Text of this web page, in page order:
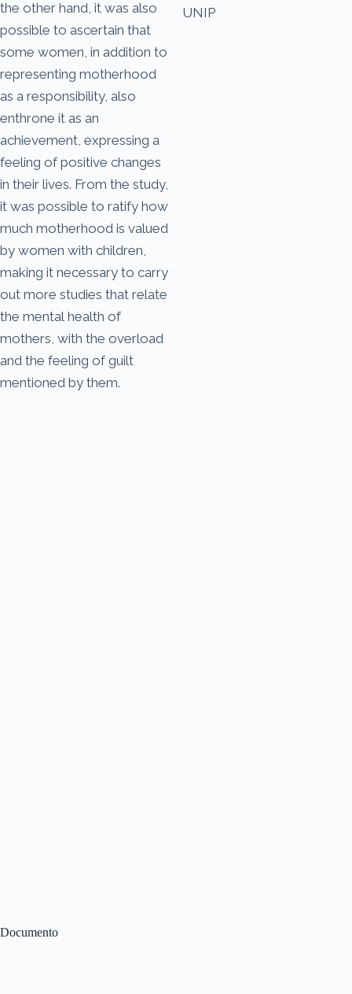
Documento
the other hand, it was also
possible to ascertain that
some women, in addition to
representing motherhood
as a responsibility, also
enthrone it as an
achievement, expressing a
feeling of positive changes
in their lives. From the study,
it was possible to ratify how
much motherhood is valued
by women with children,
making it necessary to carry
out more studies that relate
the mental health of
mothers, with the overload
and the feeling of guilt
mentioned by them.
UNIP